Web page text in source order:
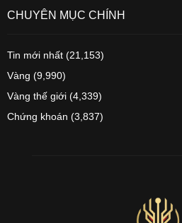
CHUYÊN MỤC CHÍNH
Tin mới nhất (21,153)
Vàng (9,990)
Vàng thế giới (4,339)
Chứng khoán (3,837)